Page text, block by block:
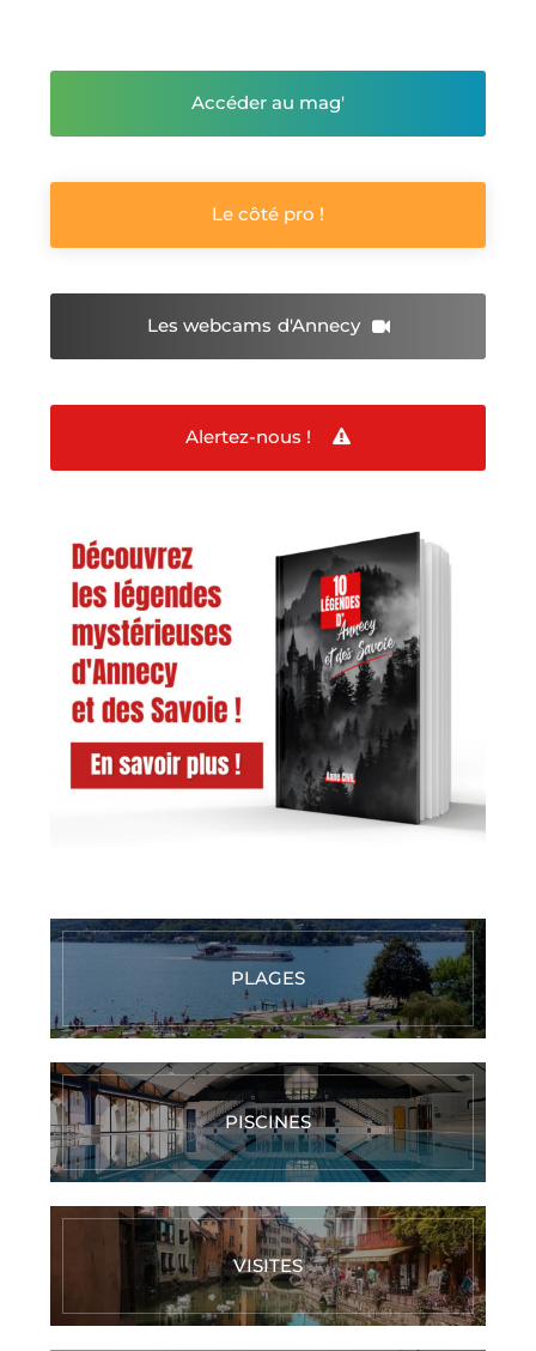
Accéder au mag'
Le côté pro !
Les webcams d'Annecy
Alertez-nous !
PLAGES
PISCINES
VISITES